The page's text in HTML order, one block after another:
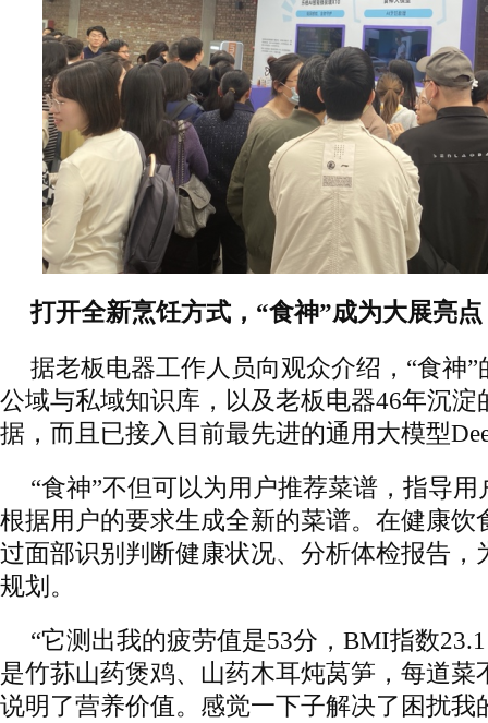
打开全新烹饪方式，“食神”成为大展亮点
据老板电器工作人员向观众介绍，“食神
公域与私域知识库，以及老板电器46年沉淀
据，而且已接入目前最先进的通用大模型
“食神”不但可以为用户推荐菜谱，指导
根据用户的要求生成全新的菜谱。在健康饮
过面部识别判断健康状况、分析体检报告，
规划。
“它测出我的疲劳值是53分，BMI指数
是竹荪山药煲鸡、山药木耳炖莴笋，每道菜
说明了营养价值。感觉一下子解决了困扰我